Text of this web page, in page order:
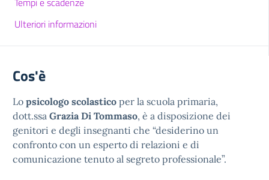
Ulteriori informazioni
Cos'è
Lo psicologo scolastico per la scuola primaria,
dott.ssa Grazia Di Tommaso, è a disposizione dei
genitori e degli insegnanti che “desiderino un
confronto con un esperto di relazioni e di
comunicazione tenuto al segreto professionale”.